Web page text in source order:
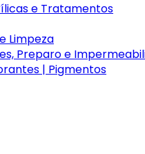
e Tratamentos
Limpeza
Preparo e
| Pigmentos